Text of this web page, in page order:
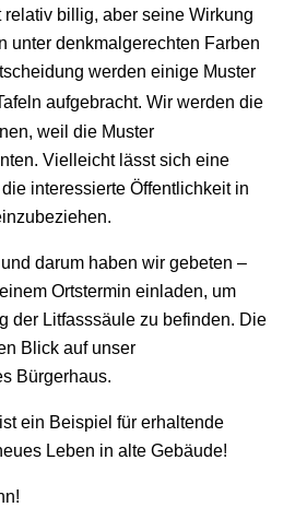
billig, aber seine Wirkung
unter denkmalgerechten Farben
werden einige Muster
aufgebracht. Wir werden die
weil die Muster
Vielleicht lässt sich eine
interessierte Öffentlichkeit in
darum haben wir gebeten –
Ortstermin einladen, um
der Litfasssäule zu befinden. Die
Blick auf unser
Bürgerhaus.
ein Beispiel für erhaltende
Leben in alte Gebäude!